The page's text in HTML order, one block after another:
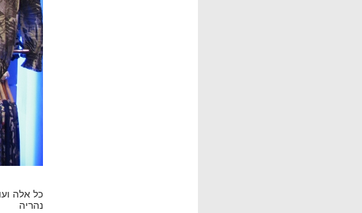
כל אלה
נהריה